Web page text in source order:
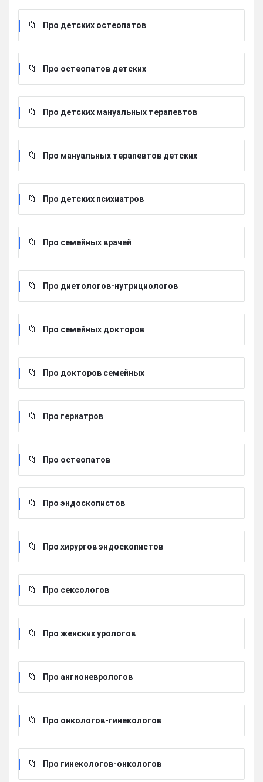
Про детских остеопатов
Про остеопатов детских
Про детских мануальных терапевтов
Про мануальных терапевтов детских
Про детских психиатров
Про семейных врачей
Про диетологов-нутрициологов
Про семейных докторов
Про докторов семейных
Про гериатров
Про остеопатов
Про эндоскопистов
Про хирургов эндоскопистов
Про сексологов
Про женских урологов
Про ангионеврологов
Про онкологов-гинекологов
Про гинекологов-онкологов